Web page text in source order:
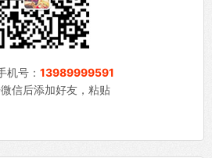
号： 13989999591
信后添加好友，粘贴